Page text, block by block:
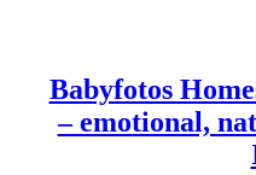
Babyfotos
– emotional,